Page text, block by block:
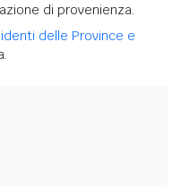
di provenienza.
delle Province e